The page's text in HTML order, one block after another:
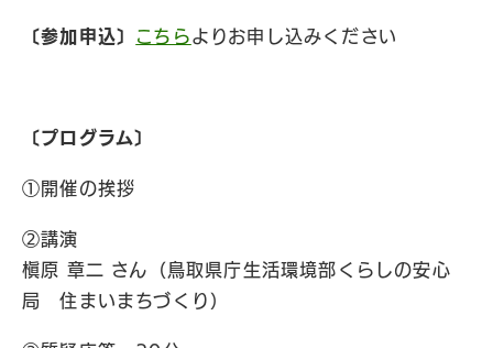
〔参加申込〕 こちらよりお申し込みください
〔プログラム〕
①開催の挨拶
②講演
槇原 章二 さん（鳥取県庁生活環境部くらしの安心
局 住まいまちづくり）